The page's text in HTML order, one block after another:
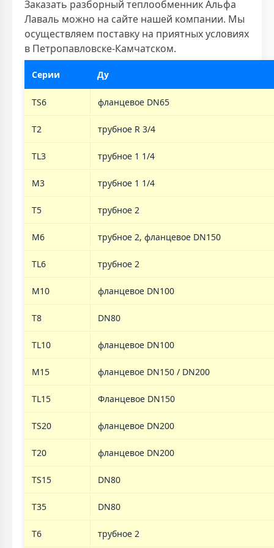
Заказать разборный теплообменник Альфа
Лаваль можно на сайте нашей компании. Мы
осуществляем поставку на приятных условиях
в Петропавловске-Камчатском.
Серии Ду
TS6 фланцевое DN65
T2 трубное R 3/4
TL3 трубное 1 1/4
M3 трубное 1 1/4
T5 трубное 2
M6 трубное 2, фланцевое DN150
TL6 трубное 2
M10 фланцевое DN100
T8 DN80
TL10 фланцевое DN100
M15 фланцевое DN150 / DN200
TL15 Фланцевое DN150
TS20 фланцевое DN200
T20 фланцевое DN200
TS15 DN80
T35 DN80
T6 трубное 2